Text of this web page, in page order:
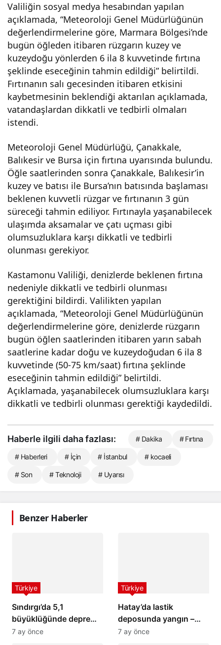
Valiliğin sosyal medya hesabından yapılan
açıklamada, “Meteoroloji Genel Müdürlüğünün
değerlendirmelerine göre, Marmara Bölgesi’nde
bugün öğleden itibaren rüzgarın kuzey ve
kuzeydoğu yönlerden 6 ila 8 kuvvetinde fırtına
şeklinde eseceğinin tahmin edildiği” belirtildi.
Fırtınanın salı gecesinden itibaren etkisini
kaybetmesinin beklendiği aktarılan açıklamada,
vatandaşlardan dikkatli ve tedbirli olmaları
istendi.
Meteoroloji Genel Müdürlüğü, Çanakkale,
Balıkesir ve Bursa için fırtına uyarısında bulundu.
Öğle saatlerinden sonra Çanakkale, Balıkesir’in
kuzey ve batısı ile Bursa’nın batısında başlaması
beklenen kuvvetli rüzgar ve fırtınanın 3 gün
süreceği tahmin ediliyor. Fırtınayla yaşanabilecek
ulaşımda aksamalar ve çatı uçması gibi
olumsuzluklara karşı dikkatli ve tedbirli
olunması gerekiyor.
Kastamonu Valiliği, denizlerde beklenen fırtına
nedeniyle dikkatli ve tedbirli olunması
gerektiğini bildirdi. Valilikten yapılan
açıklamada, “Meteoroloji Genel Müdürlüğünün
değerlendirmelerine göre, denizlerde rüzgarın
bugün öğlen saatlerinden itibaren yarın sabah
saatlerine kadar doğu ve kuzeydoğudan 6 ila 8
kuvvetinde (50-75 km/saat) fırtına şeklinde
eseceğinin tahmin edildiği” belirtildi.
Açıklamada, yaşanabilecek olumsuzluklara karşı
dikkatli ve tedbirli olunması gerektiği kaydedildi.
Haberle ilgili daha fazlası: # Dakika # Fırtına
# Haberleri # İçin # İstanbul # kocaeli
# Son # Teknoloji # Uyarısı
Benzer Haberler
Sındırgı’da 5,1
büyüklüğünde deprem:
İstanbul ve İzmir’de de
Türkiye
7 ay önce
Hatay’da lastik
deposunda yangın –
Son Dakika Haberleri
Türkiye
7 ay önce